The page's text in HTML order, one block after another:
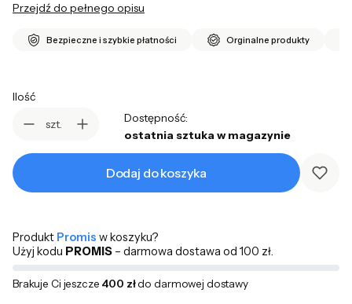
Przejdź do pełnego opisu
Bezpieczne i szybkie płatności Orginalne produkty
Ilość
szt.
Dostępność:
ostatnia sztuka w magazynie
Dodaj do koszyka
Produkt Promis w koszyku?
Użyj kodu PROMIS – darmowa dostawa od 100 zł.
Brakuje Ci jeszcze 400 złdo darmowej dostawy